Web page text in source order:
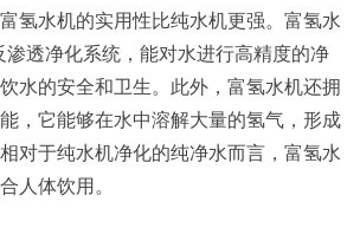
氢水机的实用性比纯水机更强。富氢水
渗透净化系统，能对水进行高精度的净
水的安全和卫生。此外，富氢水机还拥
，它能够在水中溶解大量的氢气，形成
对于纯水机净化的纯净水而言，富氢水
人体饮用。